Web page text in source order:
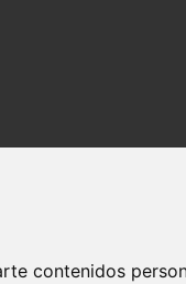
contenidos